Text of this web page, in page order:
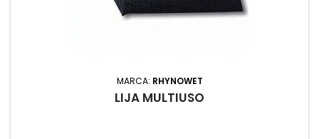
MARCA: RHYNOWET
LIJA MULTIUSO